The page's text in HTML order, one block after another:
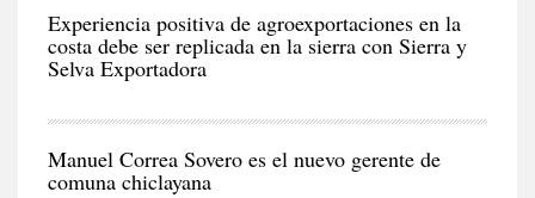
Experiencia positiva de agroexportaciones en la
costa debe ser replicada en la sierra con Sierra y
Selva Exportadora
Manuel Correa Sovero es el nuevo gerente de
comuna chiclayana